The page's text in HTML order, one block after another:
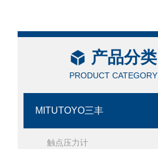
产品分类
PRODUCT CATEGORY
MITUTOYO三丰
触点压力计